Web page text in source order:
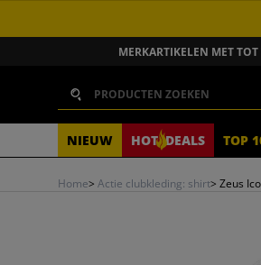
GA NAAR INHOUD
MERKARTIKELEN MET
NIEUW HOT DEALS TOP
Zoeken
Home> Actie clubkleding: shirt> Zeus